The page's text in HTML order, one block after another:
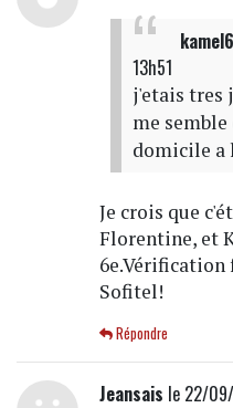
13h51
j'etais tres
me
domicile a
Je crois que
Florentine, et
Sofitel!
Répondre
Jeansais le 22/